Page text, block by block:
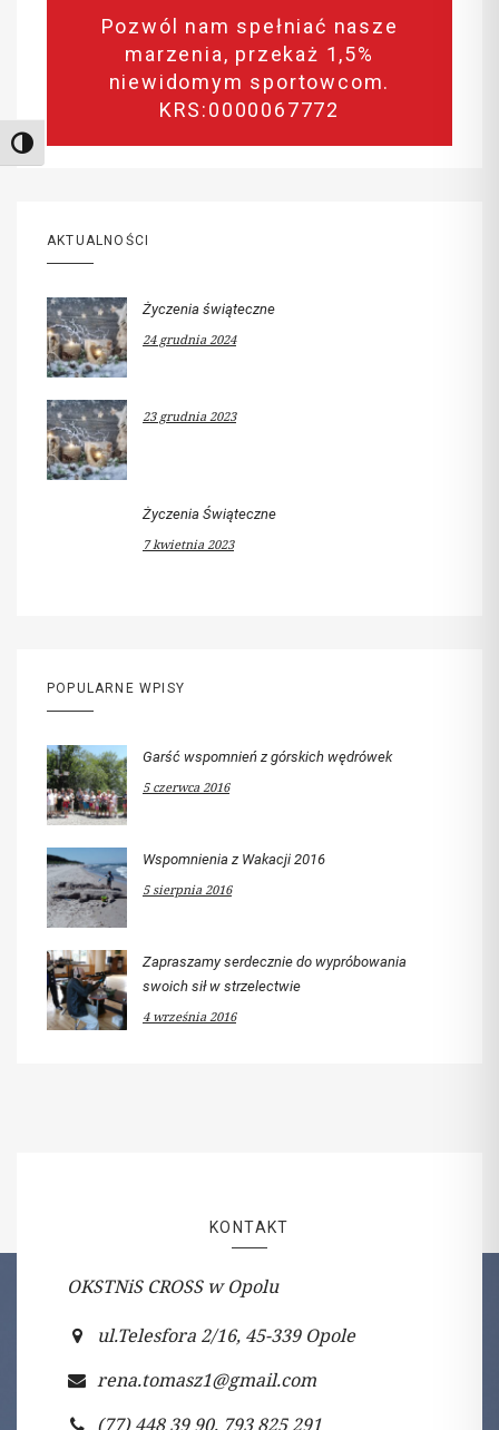
Toggle High Contrast
Pozwól nam spełniać nasze
marzenia, przekaż 1,5%
niewidomym sportowcom.
KRS:0000067772
AKTUALNOŚCI
Życzenia świąteczne
24 grudnia 2024
23 grudnia 2023
Życzenia Świąteczne
7 kwietnia 2023
POPULARNE WPISY
Garść wspomnień z górskich wędrówek
5 czerwca 2016
Wspomnienia z Wakacji 2016
5 sierpnia 2016
Zapraszamy serdecznie do wypróbowania
swoich sił w strzelectwie
4 września 2016
KONTAKT
OKSTNiS CROSS w Opolu
ul.Telesfora 2/16, 45-339 Opole
rena.tomasz1@gmail.com
(77) 448 39 90, 793 825 291